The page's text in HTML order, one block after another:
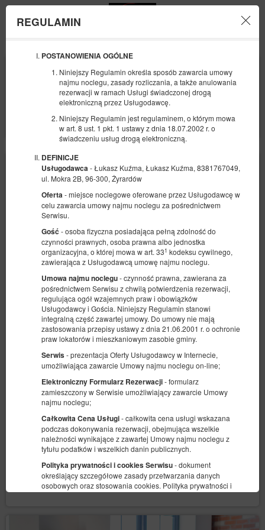
REGULAMIN
POSTANOWIENIA OGÓLNE
Niniejszy Regulamin określa sposób zawarcia umowy
najmu noclegu, zasady rozliczania, a także anulowania
rezerwacji w ramach Usługi świadczonej drogą
elektroniczną przez Usługodawcę.
Niniejszy Regulamin jest regulaminem, o którym mowa
w art. 8 ust. 1 pkt. 1 ustawy z dnia 18.07.2002 r. o
świadczeniu usług drogą elektroniczną.
DEFINICJE
Usługodawca - Łukasz Kuźma, Łukasz Kuźma, 8381767049,
ul. Mokra 2B, 96-300, Żyrardów
Oferta - miejsce noclegowe oferowane przez Usługodawcę w
celu zawarcia umowy najmu noclegu za pośrednictwem
Serwisu.
Gość - osoba fizyczna posiadająca pełną zdolność do
czynności prawnych, osoba prawna albo jednostka
organizacyjna, o której mowa w art. 331 kodeksu cywilnego,
zawierająca z Usługodawcą umowę najmu noclegu.
Umowa najmu noclegu- czynność prawna, zawierana za
pośrednictwem Serwisu z chwilą potwierdzenia rezerwacji,
regulująca ogół wzajemnych praw i obowiązków
Usługodawcy i Gościa. Niniejszy Regulamin stanowi
integralną część zawartej umowy. Do umowy nie mają
zastosowania przepisy ustawy z dnia 21.06.2001 r. o ochronie
praw lokatorów i mieszkaniowym zasobie gminy.
Serwis - prezentacja Oferty Usługodawcy w Internecie,
umożliwiająca zawarcie Umowy najmu noclegu on-line;
Elektroniczny Formularz Rezerwacji- formularz
zamieszczony w Serwisie umożliwiający zawarcie Umowy
najmu noclegu;
Całkowita Cena Usługi- całkowita cena usługi wskazana
podczas dokonywania rezerwacji, obejmująca wszelkie
należności wynikające z zawartej Umowy najmu noclegu z
tytułu podatków i wszelkich danin publicznych.
Polityka prywatności i cookies Serwisu- dokument
określający szczegółowe zasady przetwarzania danych
osobowych oraz stosowania cookies. Polityka prywatności i
cookies stanowi Załącznik nr 1 do Regulaminu i jest dostępna
now/index.php?module=cookies&displayOnToplayer=true.
10
2026
FILTRY
Chaya Niwas Loft
Dostępna liczba: 1
pow. 100,00 m 2
1 sypialnia
2 bardzo duże łóżka podwójne (King), 2 sofy rozkładane (Sofa Bed)
331,00 zł
2 osoby / 1 noc
Pokaż oferty